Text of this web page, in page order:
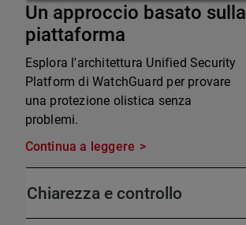
Un approccio basato sulla
piattaforma
Esplora l'architettura Unified Security
Platform di WatchGuard per provare
una protezione olistica senza
problemi.
Continua a leggere
Chiarezza e controllo